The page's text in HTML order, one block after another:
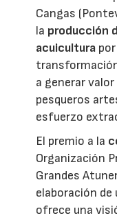
Cangas
la producción
acuicultura
a generar
pesqueros
esfuerzo
El premio a la
Organización
Grandes
elaboración
ofrece una